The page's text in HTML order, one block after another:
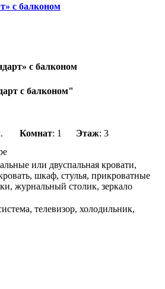
с балконом
с балконом
с балконом"
Комнат: 1 Этаж: 3
или двуспальная кровати,
шкаф, стулья, прикроватные
журнальный столик, зеркало
телевизор, холодильник,